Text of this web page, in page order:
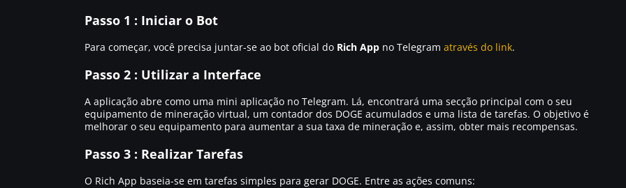
Passo 1 : Iniciar o Bot
Para começar, você precisa juntar-se ao bot oficial do Rich App no Telegram através do link.
Passo 2 : Utilizar a Interface
A aplicação abre como uma mini aplicação no Telegram. Lá, encontrará uma secção principal com o seu
equipamento de mineração virtual, um contador dos DOGE acumulados e uma lista de tarefas. O objetivo é
melhorar o seu equipamento para aumentar a sua taxa de mineração e, assim, obter mais recompensas.
Passo 3 : Realizar Tarefas
O Rich App baseia-se em tarefas simples para gerar DOGE. Entre as ações comuns: